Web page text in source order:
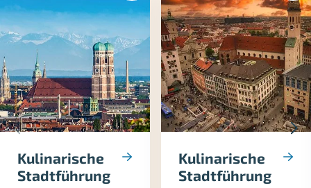
Kulinarische
Stadtführung
Kulinarische
Stadtführung